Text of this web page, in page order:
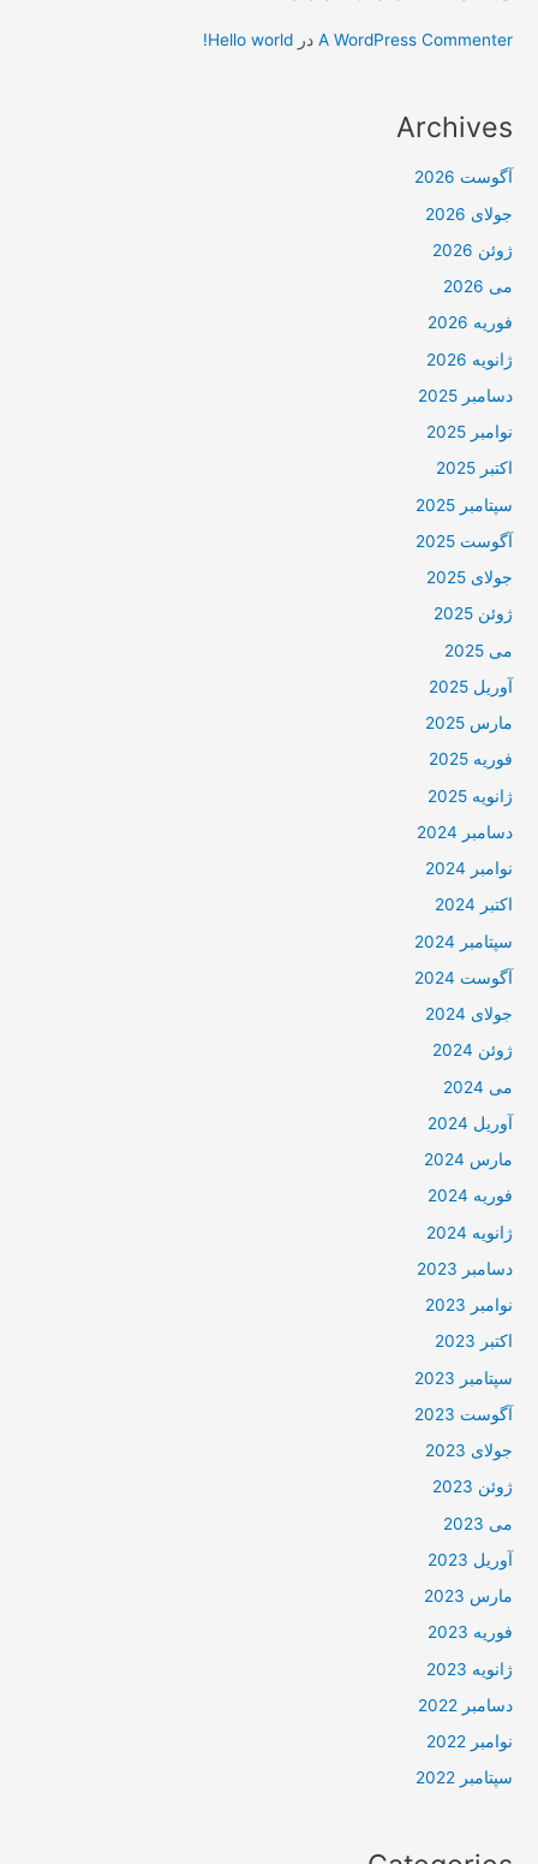
A WordPress Commenter درHello world!
Archives
آگوست 2026
جولای 2026
ژوئن 2026
می 2026
فوریه 2026
ژانویه 2026
دسامبر 2025
نوامبر 2025
اکتبر 2025
سپتامبر 2025
آگوست 2025
جولای 2025
ژوئن 2025
می 2025
آوریل 2025
مارس 2025
فوریه 2025
ژانویه 2025
دسامبر 2024
نوامبر 2024
اکتبر 2024
سپتامبر 2024
آگوست 2024
جولای 2024
ژوئن 2024
می 2024
آوریل 2024
مارس 2024
فوریه 2024
ژانویه 2024
دسامبر 2023
نوامبر 2023
اکتبر 2023
سپتامبر 2023
آگوست 2023
جولای 2023
ژوئن 2023
می 2023
آوریل 2023
مارس 2023
فوریه 2023
ژانویه 2023
دسامبر 2022
نوامبر 2022
سپتامبر 2022